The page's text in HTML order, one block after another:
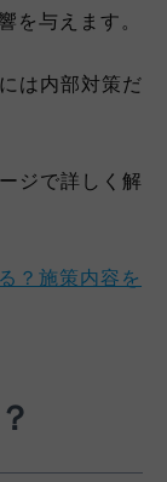
を与えます。
は内部対策だ
ジで詳しく解
？施策内容を